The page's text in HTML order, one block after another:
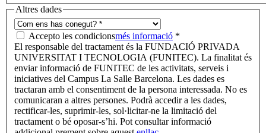
Altres dades
Accepto les condicionsmés informació *
El responsable del tractament és la FUNDACIÓ PRIVADA
UNIVERSITAT I TECNOLOGIA (FUNITEC). La finalitat és
enviar informació de FUNITEC de les activitats, serveis i
iniciatives del Campus La Salle Barcelona. Les dades es
tractaran amb el consentiment de la persona interessada. No es
comunicaran a altres persones. Podrà accedir a les dades,
rectificar-les, suprimir-les, sol·licitar-ne la limitació del
tractament o bé oposar-s’hi. Pot consultar informació